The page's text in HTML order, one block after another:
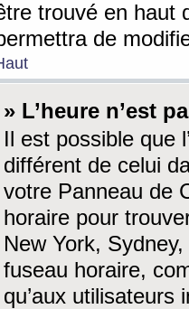
trouvé en haut
de
» L’heure n’est
Il est possible que
différent de celui
votre Panneau de
horaire pour
New York,
fuseau horaire,
qu’aux utilisateurs